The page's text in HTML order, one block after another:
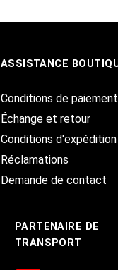
ASSISTANCE
Conditions de paiement
Échange et retour
Conditions d'expédition
Réclamations
Demande de contact
PARTENAIRE DE
TRANSPORT